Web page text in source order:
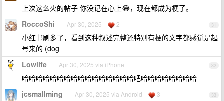
上次这么火的帖子 你没记在心上😂，现在都成为梗了。
31
RoccoShi Apr 30, 2025 2
小红书刷多了，看到这种叙述完整还特别有梗的文字都感觉是起
号来的 (dog
32
Lowlife Apr 30, 2025 via iPhone
哈哈哈哈哈哈哈哈哈哈哈哈哈哈哈哈吧哈哈哈哈哈哈哈哈
33
jcsmallming Apr 30, 2025 via Android 3